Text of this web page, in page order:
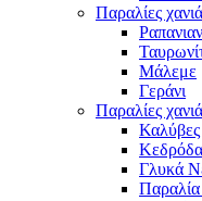
Παραλίες
Μάλεμε
Γεράνι
Παραλίες
Καλύβες
Γλυκά